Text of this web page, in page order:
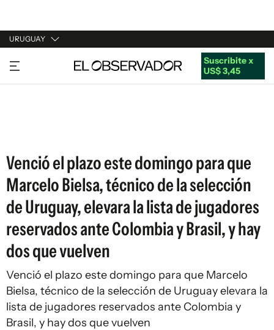
URUGUAY
URUGUAY
ARGENTINA
Suscribite x
US$ 3,45
Venció el plazo este domingo para que
Marcelo Bielsa, técnico de la selección
de Uruguay, elevara la lista de jugadores
reservados ante Colombia y Brasil, y hay
dos que vuelven
Venció el plazo este domingo para que Marcelo
Bielsa, técnico de la selección de Uruguay elevara la
lista de jugadores reservados ante Colombia y
Brasil, y hay dos que vuelven